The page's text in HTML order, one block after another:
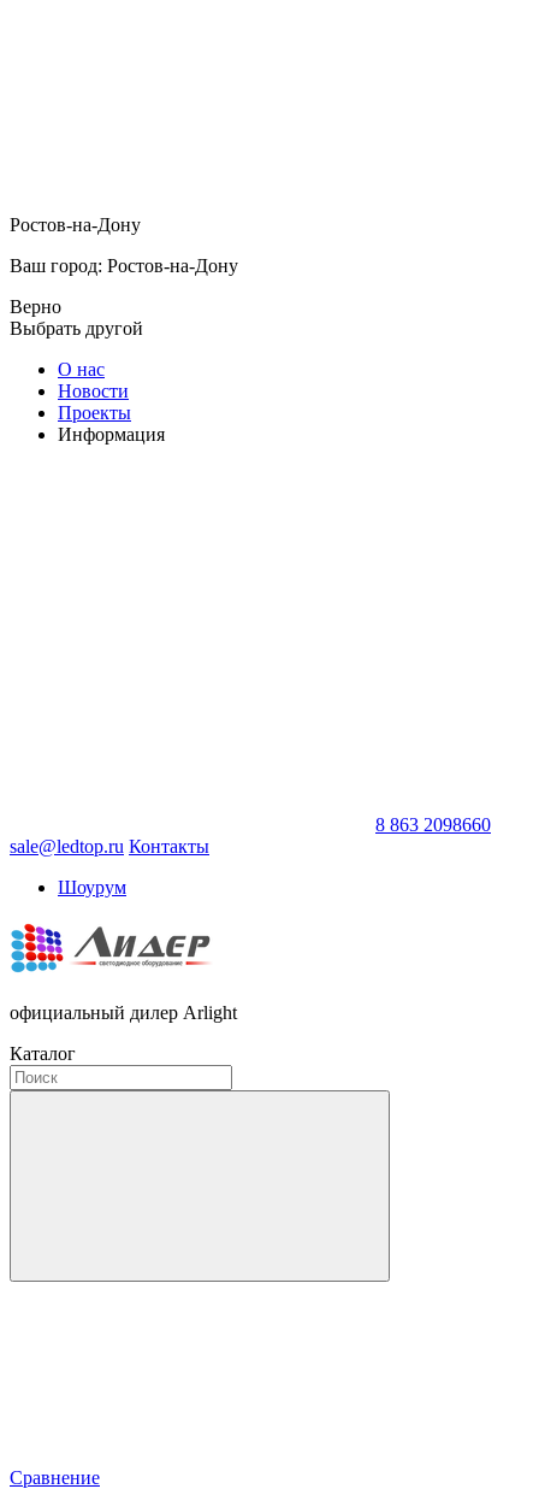
Ростов-на-Дону
Ваш город: Ростов-на-Дону
Верно
Выбрать другой
О нас
Новости
Проекты
Информация
8 863 2098660
sale@ledtop.ru Контакты
Шоурум
официальный дилер Arlight
Каталог
Сравнение